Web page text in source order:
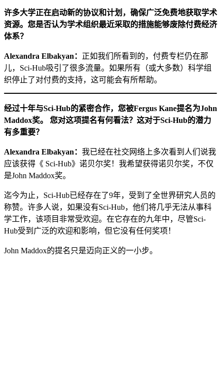
许多大学正在启动新的协议和计划，确保广泛免费地获取学术
资源。您是否认为学术组织最近采取的措施能够废除付费经济
体系？
Alexandra Elbakyan： 正如我们所看到的，付费专栏仍在那
儿，Sci-Hub吸引了很多流量。如果所有（或大多数）科学组
织停止了对付费的支持，这可能会有所帮助。
经过十年与Sci-Hub的紧密合作，您被Fergus Kane提名为John
Maddox奖。 您对这项提名有何看法？这对于Sci-Hub的潜力
有多重要？
Alexandra Elbakyan： 我已经在社交网络上多次看到人们说我
应该获得《 Sci-Hub》诺贝尔奖！我希望获得诺贝尔奖，不仅
是John Maddox奖。
迄今为止，Sci-Hub已经存在了9年，受到了全世界研究人员的
称赞。许多人说，如果没有Sci-Hub，他们将几乎无法从事科
学工作，该项目非常受欢迎。在它存在的九年中，尽管Sci-
Hub受到广泛的欢迎和影响，但它没有任何奖项！
John Maddox的提名只是迈向正义的一小步。